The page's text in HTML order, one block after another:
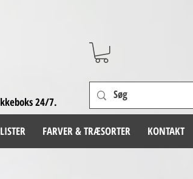
24/7.
FARVER & TRÆSORTER KONTAKT